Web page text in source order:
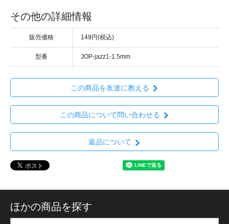
その他の詳細情報
販売価格 149円(税込)
型番 JOP-jazz1-1.5mm
この商品を友達に教える
この商品について問い合わせる
返品について
ほかの商品を探す